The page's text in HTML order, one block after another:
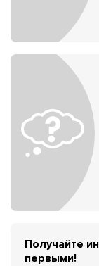
Получайте
первыми!